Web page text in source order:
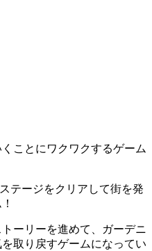
ことにワクワクするゲーム
テージをクリアして街を発
ーリーを進めて、
ガーデニ
取り戻すゲームになってい